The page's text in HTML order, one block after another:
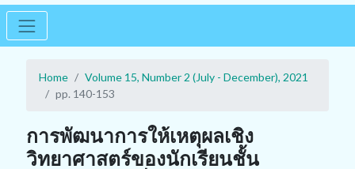
Home
Volume 15, Number 2 (July - December), 2021
pp. 140-153
การพัฒนาการให้เหตุผลเชิง
วิทยาศาสตร์ของนักเรียนชั้น